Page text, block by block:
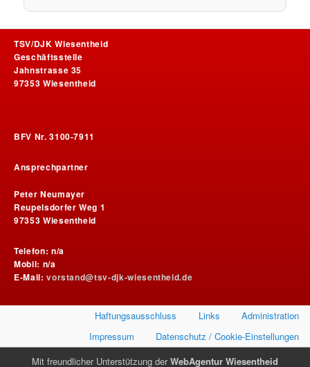
TSV/DJK Wiesentheid
Geschäftsstelle
Jahnstrasse 35
97353 Wiesentheid
BFV Nr. 3100-7911
Ansprechpartner
Peter Neumayer
Reupelsdorfer Weg 1
97353 Wiesentheid
Telefon: n/a
Mobil: n/a
E-Mail:vorstand@tsv-djk-wiesentheid.de
Administration
Links
Haftungsausschluss
Datenschutz / Cookie-Einstellungen
Impressum
Mit freundlicher Unterstützung derWebAgentur Wiesentheid